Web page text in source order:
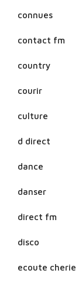
connues
contact fm
country
courir
culture
d direct
dance
danser
direct fm
disco
ecoute cherie